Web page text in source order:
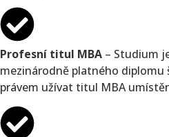
Profesní titul MBA – Studium
mezinárodně platného diplomu
právem užívat titul MBA